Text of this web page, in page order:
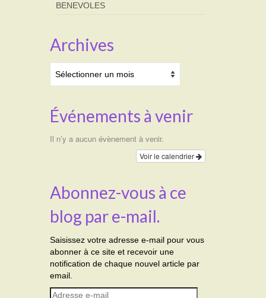
BENEVOLES
Archives
Événements à venir
Il n’y a aucun évènement à venir.
Voir le calendrier
Abonnez-vous à ce
blog par e-mail.
Saisissez votre adresse e-mail pour vous
abonner à ce site et recevoir une
notification de chaque nouvel article par
email.
Adresse